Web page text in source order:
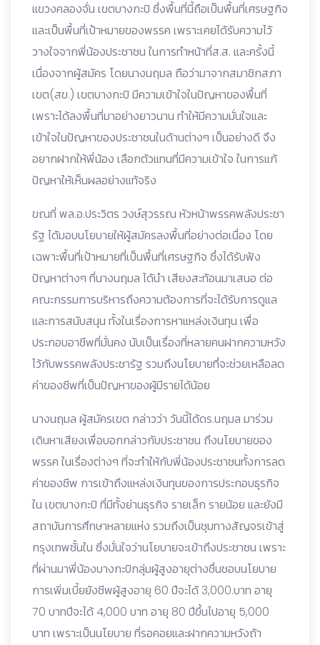
แขวงคลองจั่น เขตบางกะปิ ซึ่งพื้นที่นี้ถือเป็นพื้นที่เศรษฐกิจ
และเป็นพื้นที่เป้าหมายของพรรค เพราะเคยได้รับความไว้
วางใจจากพี่น้องประชาชน ในการทำหน้าที่ส.ส. และครั้งนี้
เนื่องจากผู้สมัคร โดยนางนฤมล ถือว่ามาจากสมาชิกสภา
เขต(สข.) เขตบางกะปิ มีความเข้าใจในปัญหาของพื้นที่
เพราะได้ลงพื้นที่มาอย่างยาวนาน ทำให้มีความมั่นใจและ
เข้าใจในปัญหาของประชาชนในด้านต่างๆ เป็นอย่างดี จึง
อยากฝากให้พี่น้อง เลือกตัวแทนที่มีความเข้าใจ ในการแก้
ปัญหาให้เห็นผลอย่างแท้จริง
ขณที่ พล.อ.ประวิตร วงษ์สุวรรณ หัวหน้าพรรคพลังประชา
รัฐ ได้มอบนโยบายให้ผู้สมัครลงพื้นที่อย่างต่อเนื่อง โดย
เฉพาะพื้นที่เป้าหมายที่เป็นพื้นที่เศรษฐกิจ ซึ่งได้รับฟัง
ปัญหาต่างๆ ที่นางนฤมล ได้นำ เสียงสะท้อนมาเสนอ ต่อ
คณะกรรมการบริหารถึงความต้องการที่จะได้รับการดูแล
และการสนับสนุน ทั้งในเรื่องการหาแหล่งเงินทุน เพื่อ
ประกอบอาชีพที่มั่นคง นับเป็นเรื่องที่หลายคนฝากความหวัง
ไว้กับพรรคพลังประชารัฐ รวมถึงนโยบายทึ่จะช่วยเหลือลด
ค่าของชีพที่เป็นปัญหาของผู้มีรายได้น้อย
นางนฤมล ผู้สมัครเขต กล่าวว่า วันนี้ได้ดร.นฤมล มาร่วม
เดินหาเสียงเพื่อบอกกล่าวกับประชาชน ถึงนโยบายของ
พรรค ในเรื่องต่างๆ ที่จะทำให้กับพี่น้องประชาชนทั้งการลด
ค่าของชีพ การเข้าถึงแหล่งเงินทุนของการประกอบธุรกิจ
ใน เขตบางกะปิ ที่มีทั้งย่านธุรกิจ รายเล็ก รายน้อย และยังมี
สถาบันการศึกษาหลายแห่ง รวมถึงเป็นชุมทางสัญจรเข้าสู่
กรุงเทพชั้นใน ซึ่งมั่นใจว่านโยบายจะเข้าถึงประชาชน เพราะ
ที่ผ่านมาพี่น้องบางกะปิกลุ่มผู้สูงอายุต่างชื่นชอบนโยบาย
การเพิ่มเบี้ยยังชีพผู้สูงอายุ 60 ปีจะได้ 3,000.บาท อายุ
70 บาทปีจะได้ 4,000 บาท อายุ 80 ปีขึ้นไปอายุ 5,000
บาท เพราะเป็นนโยบาย ที่รอคอยและฝากความหวังถ้า